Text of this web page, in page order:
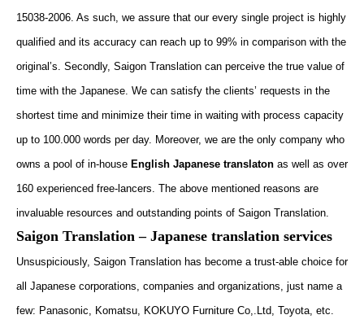
15038-2006. As such, we assure that our every single project is highly
qualified and its accuracy can reach up to 99% in comparison with the
original’s. Secondly, Saigon Translation can perceive the true value of
time with the Japanese. We can satisfy the clients’ requests in the
shortest time and minimize their time in waiting with process capacity
up to 100.000 words per day. Moreover, we are the only company who
owns a pool of in-house English Japanese translaton as well as over
160 experienced free-lancers. The above mentioned reasons are
invaluable resources and outstanding points of Saigon Translation.
Saigon Translation – Japanese translation services
Unsuspiciously, Saigon Translation has become a trust-able choice for
all Japanese corporations, companies and organizations, just name a
few: Panasonic, Komatsu, KOKUYO Furniture Co,.Ltd, Toyota, etc.